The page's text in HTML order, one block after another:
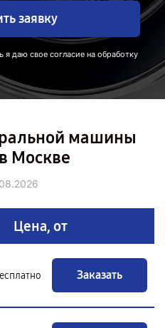
заявку
я даю свое согласие на обработку
машины
Москве
Цена, от
Заказать